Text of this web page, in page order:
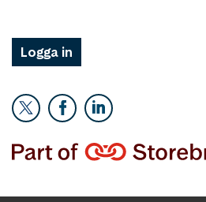
Logga in